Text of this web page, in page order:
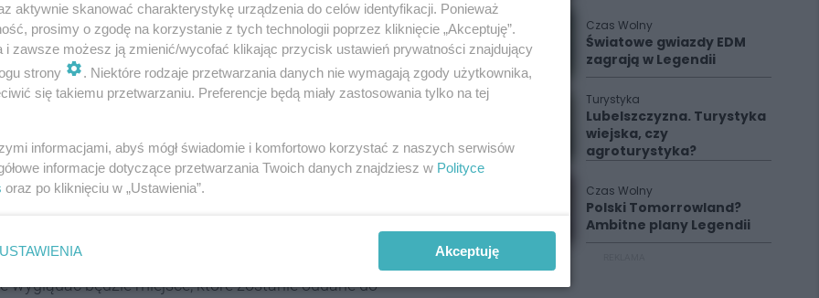
wspólny piknik. Nie zabraknie formy
która porwie w wir twórczości na świeżym
mieszkanki i mieszkańców Tychów w
członkinie i członków najbliższej,
ze Starych Tychów, osiedli A i B -
wyglądać będzie miejsce, które zostanie oddane do
Czas Wolny
Światowe gwiazdy EDM
zagrają w Legendii
Turystyka
Lubelszczyzna. Turystyka
wiejska, czy
agroturystyka?
Czas Wolny
Polski Tomorrowland?
Ambitne plany Legendii
aktywnie skanować charakterystykę urządzenia do celów identyfikacji. Ponieważ
prosimy o zgodę na korzystanie z tych technologii poprzez kliknięcie „Akceptuję”.
i zawsze możesz ją zmienić/wycofać klikając przycisk ustawień prywatności znajdujący
strony
. Niektóre rodzaje przetwarzania danych nie wymagają zgody użytkownika,
się takiemu przetwarzaniu. Preferencje będą miały zastosowania tylko na tej
informacjami, abyś mógł świadomie i komfortowo korzystać z naszych serwisów
informacje dotyczące przetwarzania Twoich danych znajdziesz w Polityce
oraz po kliknięciu w „Ustawienia”.
USTAWIENIA Akceptuję